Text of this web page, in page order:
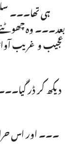
ہی تھا۔۔۔
بعد۔۔۔ وہ
عجیب و غریب
دیکھ کر ڈر
۔۔۔ اور اس